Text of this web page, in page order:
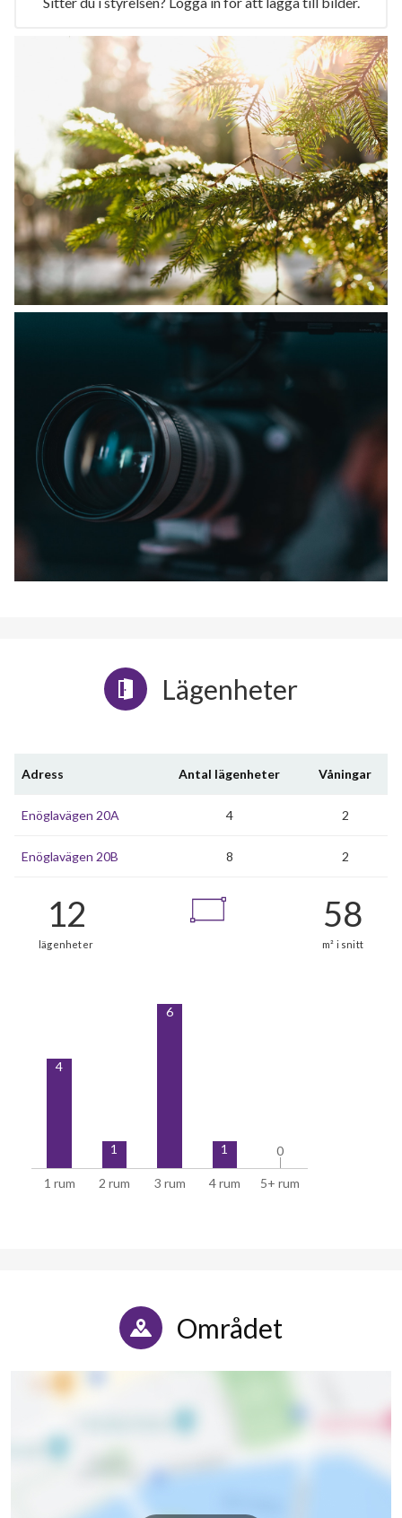
Lägenheter
Adress Antal lägenheter Våningar
Enöglavägen 20A 4 2
Enöglavägen 20B 8 2
1 rum 2 rum 3 rum 4 rum 5+ rum
4
1
6
1 0
0
Området